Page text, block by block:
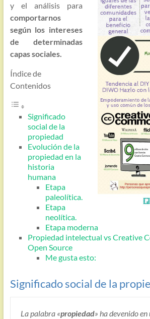
y el análisis para
comportarnos
según los intereses
de determinadas
capas sociales.
Índice de
Contenidos
Significado
social de la
propiedad
Evolución de la
propiedad en la
historia
humana
Etapa
paleolítica.
Etapa
neolítica.
Etapa moderna
Propiedad intelectual vs Creative
Open Source
Me gusta esto:
Significado social de la
La palabra «propiedad» ha devenido